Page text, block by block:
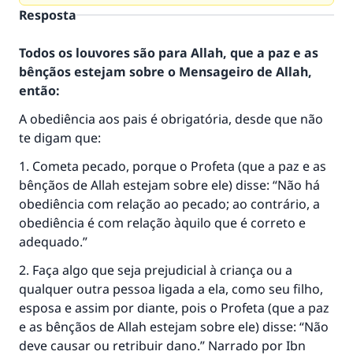
Resposta
Todos os louvores são para Allah, que a paz e as
bênçãos estejam sobre o Mensageiro de Allah,
então:
A obediência aos pais é obrigatória, desde que não
te digam que:
1. Cometa pecado, porque o Profeta (que a paz e as
bênçãos de Allah estejam sobre ele) disse: “Não há
obediência com relação ao pecado; ao contrário, a
obediência é com relação àquilo que é correto e
adequado.”
2. Faça algo que seja prejudicial à criança ou a
qualquer outra pessoa ligada a ela, como seu filho,
esposa e assim por diante, pois o Profeta (que a paz
e as bênçãos de Allah estejam sobre ele) disse: “Não
deve causar ou retribuir dano.” Narrado por Ibn